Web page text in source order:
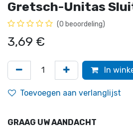
Gretsch-Unitas
(0 beoordeling)
3,69 €
In
Toevoegen aan verlanglijst
GRAAG UW AANDACHT